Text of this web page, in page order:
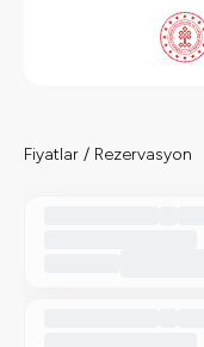
Fiyatlar / Rezervasyon